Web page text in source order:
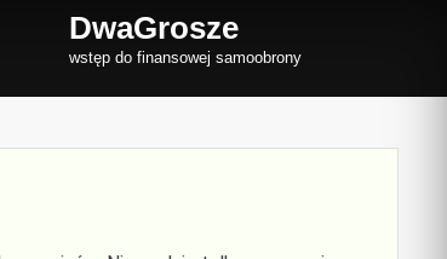
DwaGrosze
wstęp do finansowej samoobrony